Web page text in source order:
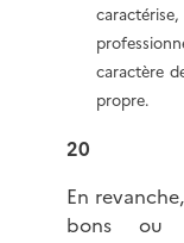
caractère
propre.
20
En
bons ou